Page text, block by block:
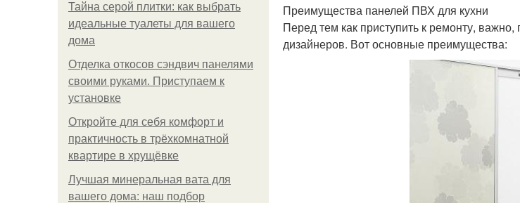
Тайна серой плитки: как выбрать
идеальные туалеты для вашего
дома
Отделка откосов сэндвич панелями
своими руками. Приступаем к
установке
Откройте для себя комфорт и
практичность в трёхкомнатной
квартире в хрущёвке
Лучшая минеральная вата для
вашего дома: наш подбор
Преимущества панелей ПВХ для кухни
Перед тем как приступить к ремонту,
дизайнеров. Вот основные преимущества: